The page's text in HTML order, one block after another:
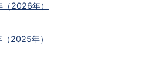
2026年）
2025年）